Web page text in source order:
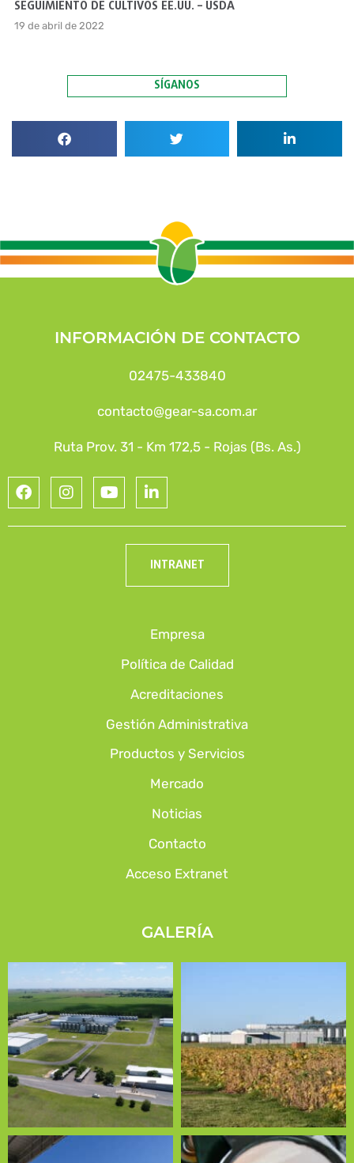
SEGUIMIENTO DE CULTIVOS EE.UU. – USDA
19 de abril de 2022
SÍGANOS
INFORMACIÓN DE CONTACTO
02475-433840
contacto@gear-sa.com.ar
Ruta Prov. 31 - Km 172,5 - Rojas (Bs. As.)
INTRANET
Empresa
Política de Calidad
Acreditaciones
Gestión Administrativa
Productos y Servicios
Mercado
Noticias
Contacto
Acceso Extranet
GALERÍA